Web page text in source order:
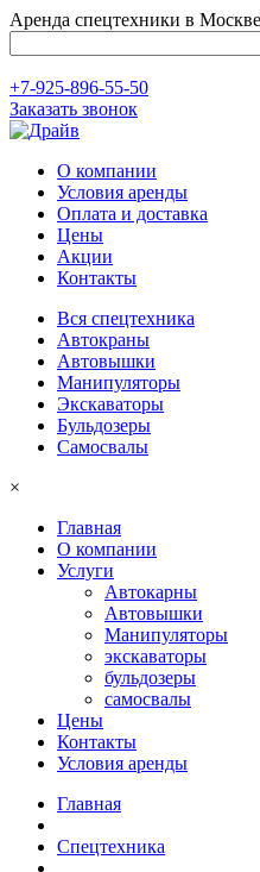
Аренда спецтехники в
+7-925-896-55-50
Заказать звонок
О компании
Условия аренды
Оплата и доставка
Цены
Акции
Контакты
Вся спецтехника
Автокраны
Автовышки
Манипуляторы
Экскаваторы
Бульдозеры
Самосвалы
×
Главная
О компании
Услуги
Автокарны
Автовышки
Манипуляторы
экскаваторы
бульдозеры
самосвалы
Цены
Контакты
Условия аренды
Главная
Спецтехника